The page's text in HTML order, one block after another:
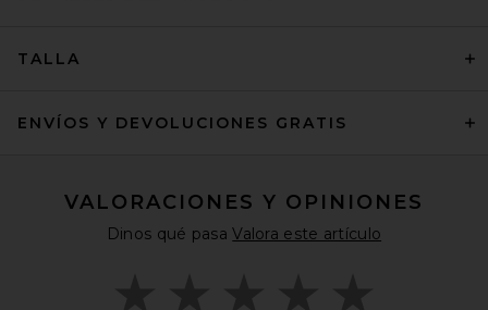
TALLA
ENVÍOS Y DEVOLUCIONES GRATIS
VALORACIONES Y OPINIONES
Dinos qué pasaValora este artículo